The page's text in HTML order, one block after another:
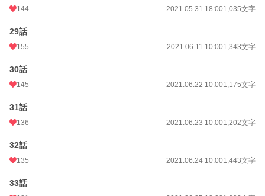
144 2021.05.31 18:001,035文字
29話
155 2021.06.11 10:001,343文字
30話
145 2021.06.22 10:001,175文字
31話
136 2021.06.23 10:001,202文字
32話
135 2021.06.24 10:001,443文字
33話